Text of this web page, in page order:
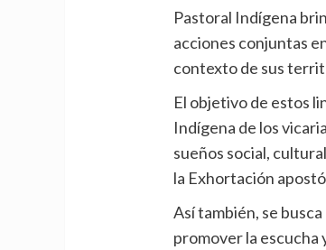
Pastoral Indígena
acciones conjuntas
contexto de sus
El objetivo de estos
Indígena de los
sueños social,
la Exhortación
Así también, se
promover la escucha